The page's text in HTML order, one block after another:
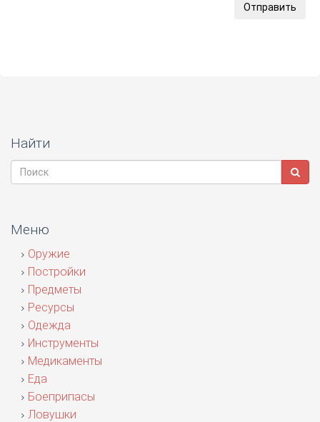
Отправить
Найти
Меню
Оружие
Постройки
Предметы
Ресурсы
Одежда
Инструменты
Медикаменты
Еда
Боеприпасы
Ловушки